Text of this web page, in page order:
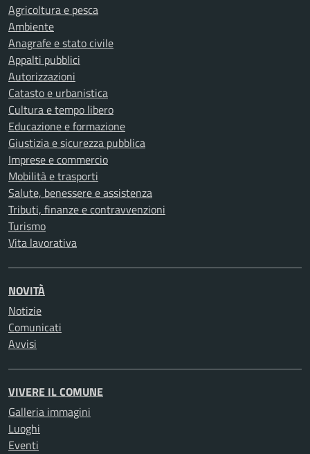
Agricoltura e pesca
Ambiente
Anagrafe e stato civile
Appalti pubblici
Autorizzazioni
Catasto e urbanistica
Cultura e tempo libero
Educazione e formazione
Giustizia e sicurezza pubblica
Imprese e commercio
Mobilità e trasporti
Salute, benessere e assistenza
Tributi, finanze e contravvenzioni
Turismo
Vita lavorativa
NOVITÀ
Notizie
Comunicati
Avvisi
VIVERE IL COMUNE
Galleria immagini
Luoghi
Eventi